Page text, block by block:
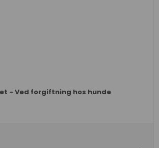
- Ved forgiftning hos hunde